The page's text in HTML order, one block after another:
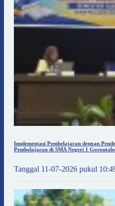
Implementasi Pembelajaran dengan
Pembelajaran di SMA Negeri 1
Tanggal 11-07-2026 pukul